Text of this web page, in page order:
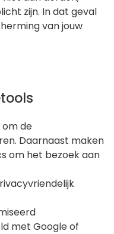
zijn. In dat geval
van jouw
de
Daarnaast maken
om het bezoek aan
met Google of